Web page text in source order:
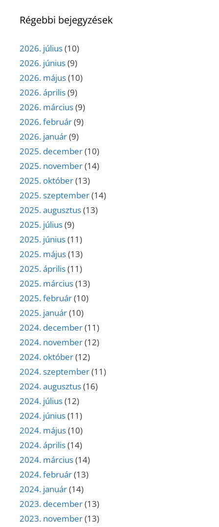
Régebbi bejegyzések
2026. július(10)
2026. június(9)
2026. május(10)
2026. április(9)
2026. március(9)
2026. február(9)
2026. január(9)
2025. december(10)
2025. november(14)
2025. október(13)
2025. szeptember(14)
2025. augusztus(13)
2025. július(9)
2025. június(11)
2025. május(13)
2025. április(11)
2025. március(13)
2025. február(10)
2025. január(10)
2024. december(11)
2024. november(12)
2024. október(12)
2024. szeptember(11)
2024. augusztus(16)
2024. július(12)
2024. június(11)
2024. május(10)
2024. április(14)
2024. március(14)
2024. február(13)
2024. január(14)
2023. december(13)
2023. november(13)